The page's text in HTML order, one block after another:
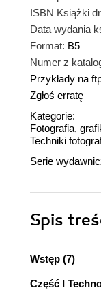
ISBN Książki
Data wydania
Format: B5
Numer z
Przykłady na
Zgłoś erratę
Kategorie:
Fotografia,
Techniki
Serie
Spis
Wstęp (7)
Część I